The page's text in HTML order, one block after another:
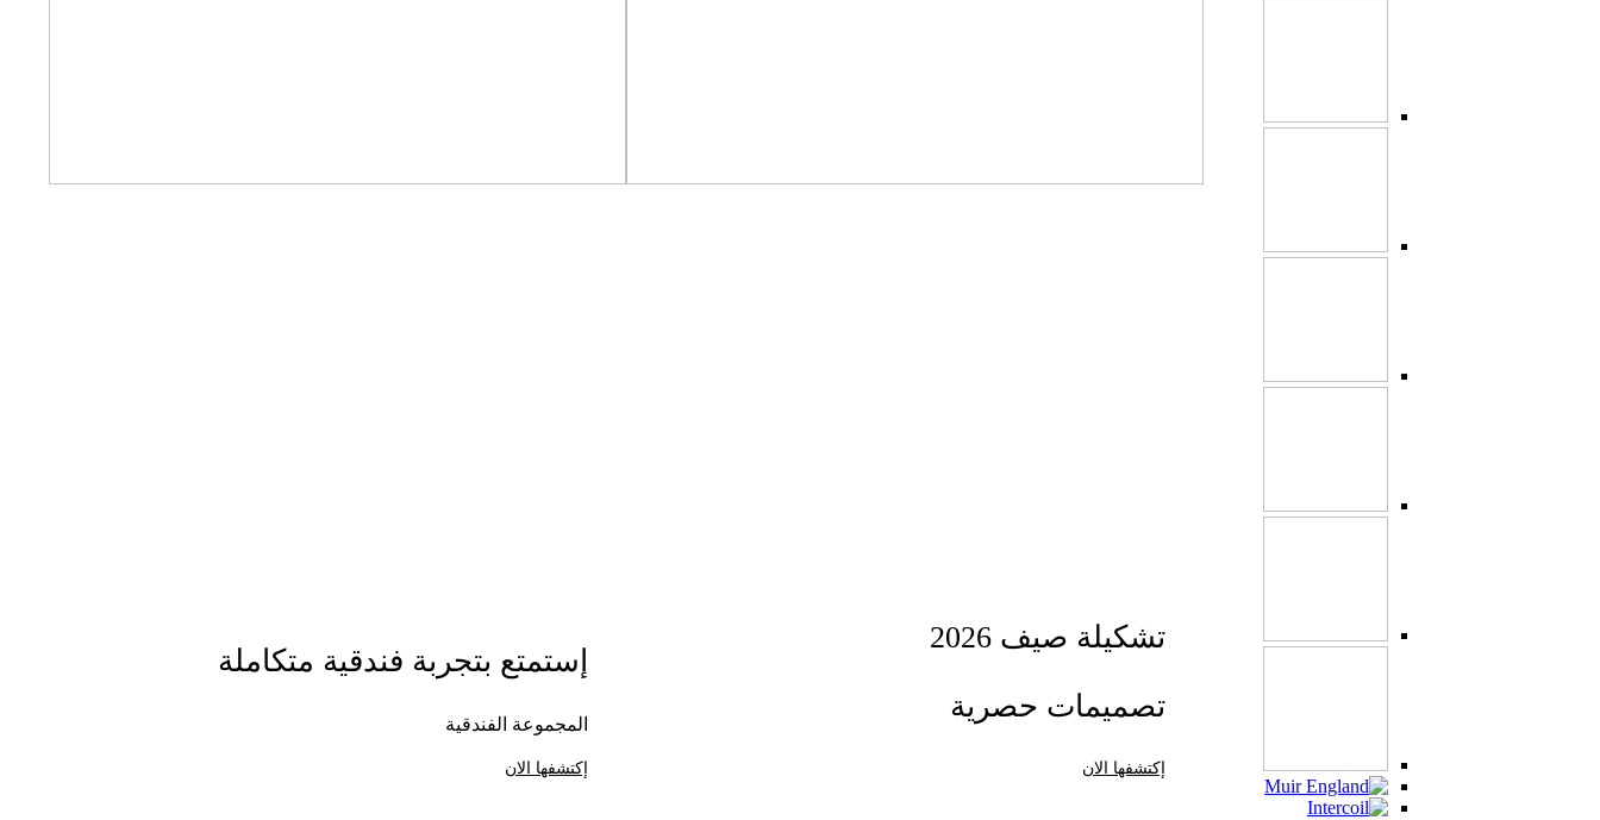
تشكيلة صيف 2026
تصميمات حصرية
إكتشفها الان
إستمتع بتجربة فندقية متكاملة
المجموعة الفندقية
إكتشفها الان